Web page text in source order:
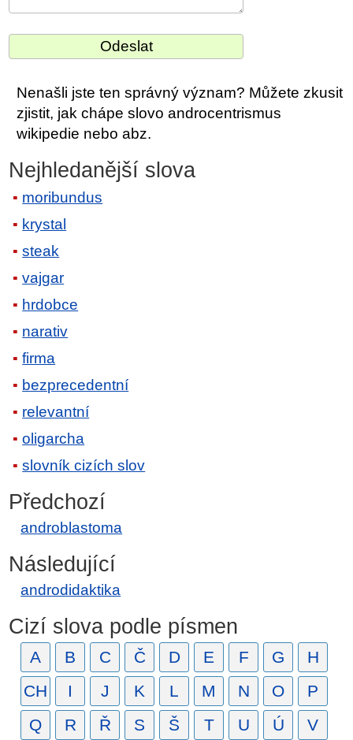
Nenašli jste ten správný význam? Můžete zkusit
zjistit, jak chápe slovo androcentrismus
wikipedie nebo abz.
Nejhledanější slova
moribundus
krystal
steak
vajgar
hrdobce
narativ
firma
bezprecedentní
relevantní
oligarcha
slovník cizích slov
Předchozí
androblastoma
Následující
androdidaktika
Cizí slova podle písmen
A B C Č D E F G
H
CH
I J K L M N O
P
Q
R Ř S Š T U Ú V